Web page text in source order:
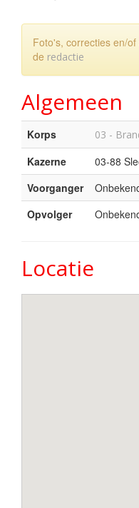
Foto's, correcties en/
de redactie
Algemeen
Korps 03 -
Kazerne
03-88
Voorganger
Opvolger
Locatie